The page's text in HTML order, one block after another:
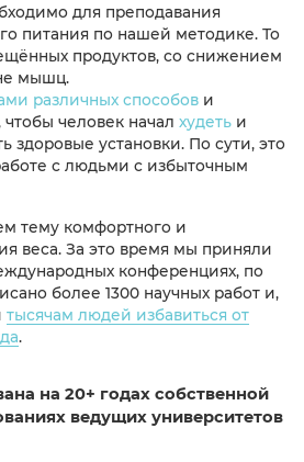
для преподавания
питания по нашей методике. То
продуктов, со снижением
мышц.
различных способов и
чтобы человек начал худеть и
здоровые установки. По сути, это
с людьми с избыточным
тему комфортного и
веса. За это время мы приняли
конференциях, по
более 1300 научных работ и,
тысячам людей избавиться от
.
на 20+ годах собственной
ведущих университетов